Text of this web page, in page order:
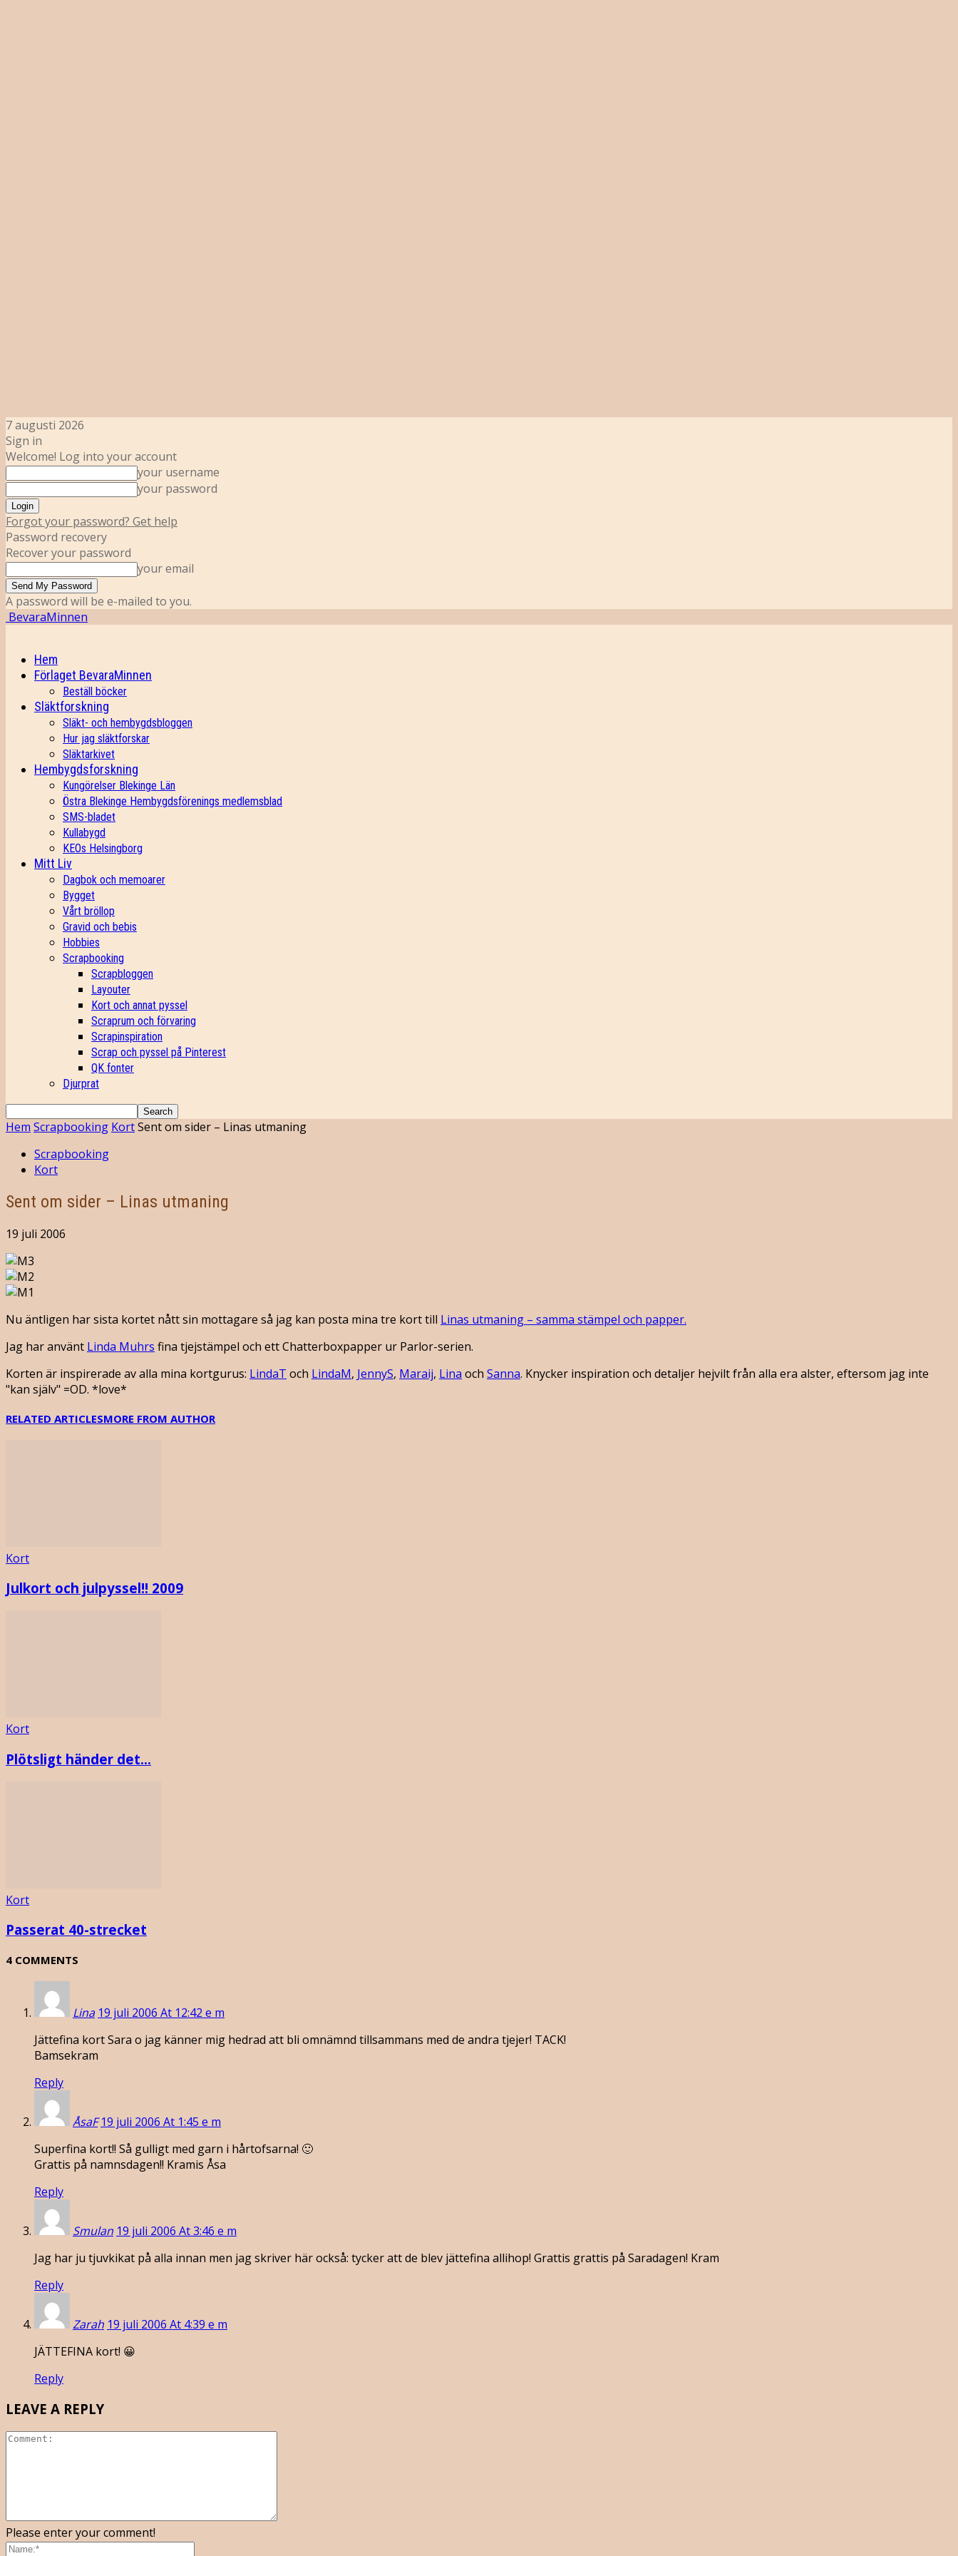
7 augusti 2026
Sign in
Welcome! Log into your account
your username
your password
Forgot your password? Get help
Password recovery
Recover your password
your email
A password will be e-mailed to you.
BevaraMinnen
Hem
Förlaget BevaraMinnen
Beställ böcker
Släktforskning
Släkt- och hembygdsbloggen
Hur jag släktforskar
Släktarkivet
Hembygdsforskning
Kungörelser Blekinge Län
Östra Blekinge Hembygdsförenings medlemsblad
SMS-bladet
Kullabygd
KEOs Helsingborg
Mitt Liv
Dagbok och memoarer
Bygget
Vårt bröllop
Gravid och bebis
Hobbies
Scrapbooking
Scrapbloggen
Layouter
Kort och annat pyssel
Scraprum och förvaring
Scrapinspiration
Scrap och pyssel på Pinterest
QK fonter
Djurprat
Hem Scrapbooking KortSent om sider – Linas utmaning
Scrapbooking
Kort
Sent om sider – Linas utmaning
19 juli 2006
Nu äntligen har sista kortet nått sin mottagare så jag kan posta mina tre kort till Linas utmaning – samma stämpel och papper.
Jag har använt Linda Muhrs fina tjejstämpel och ett Chatterboxpapper ur Parlor-serien.
Korten är inspirerade av alla mina kortgurus: LindaT och LindaM, JennyS, Maraij, Lina och Sanna. Knycker inspiration och detaljer hejvilt från alla era alster, eftersom jag inte
"kan själv" =OD. *love*
RELATED ARTICLESMORE FROM AUTHOR
Kort
Julkort och julpyssel!! 2009
Kort
Plötsligt händer det…
Kort
Passerat 40-strecket
4 COMMENTS
Lina 19 juli 2006 At 12:42 e m
Jättefina kort Sara o jag känner mig hedrad att bli omnämnd tillsammans med de andra tjejer! TACK!
Bamsekram
Reply
ÅsaF 19 juli 2006 At 1:45 e m
Superfina kort!! Så gulligt med garn i hårtofsarna! 🙂
Grattis på namnsdagen!! Kramis Åsa
Reply
Smulan 19 juli 2006 At 3:46 e m
Jag har ju tjuvkikat på alla innan men jag skriver här också: tycker att de blev jättefina allihop! Grattis grattis på Saradagen! Kram
Reply
Zarah 19 juli 2006 At 4:39 e m
JÄTTEFINA kort! 😀
Reply
LEAVE A REPLY
Please enter your comment!